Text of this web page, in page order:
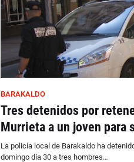
BARAKALDO
Tres detenidos por
Murrieta a un joven para
La policía local de Barakaldo ha
domingo día 30 a tres hombres…